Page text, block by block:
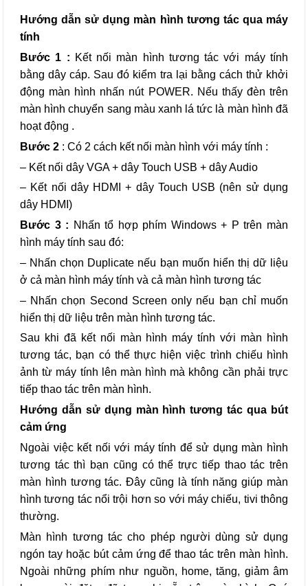
Hướng dẫn sử dụng màn hình tương tác qua máy
tính
Bước 1 : Kết nối màn hình tương tác với máy tính
bằng dây cáp. Sau đó kiểm tra lại bằng cách thử khởi
động màn hình nhấn nút POWER. Nếu thấy đèn trên
màn hình chuyển sang màu xanh lá tức là màn hình đã
hoạt động .
Bước 2 : Có 2 cách kết nối màn hình với máy tính :
– Kết nối dây VGA + dây Touch USB + dây Audio
– Kết nối dây HDMI + dây Touch USB (nên sử dụng
dây HDMI)
Bước 3 : Nhấn tổ hợp phím Windows + P trên màn
hình máy tính sau đó:
– Nhấn chọn Duplicate nếu bạn muốn hiển thị dữ liệu
ở cả màn hình máy tính và cả màn hình tương tác
– Nhấn chọn Second Screen only nếu bạn chỉ muốn
hiển thị dữ liệu trên màn hình tương tác.
Sau khi đã kết nối màn hình máy tính với màn hình
tương tác, bạn có thể thực hiện việc trình chiếu hình
ảnh từ máy tính lên màn hình mà không cần phải trực
tiếp thao tác trên màn hình.
Hướng dẫn sử dụng màn hình tương tác qua bút
cảm ứng
Ngoài việc kết nối với máy tính để sử dụng màn hình
tương tác thì bạn cũng có thể trực tiếp thao tác trên
màn hình tương tác. Đây cũng là tính năng giúp màn
hình tương tác nổi trội hơn so với máy chiếu, tivi thông
thường.
Màn hình tương tác cho phép người dùng sử dụng
ngón tay hoặc bút cảm ứng để thao tác trên màn hình.
Ngoài những phím như nguồn, home, tăng, giảm âm